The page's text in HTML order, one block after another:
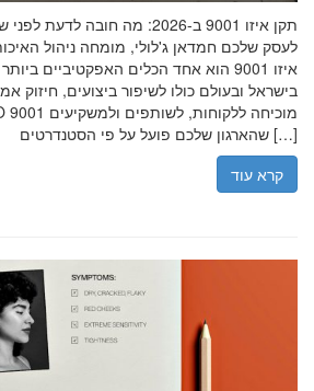
תקן איזו 9001 ב-2026: מה חובה
לעסק שלכם חמדאן ג'לולי, מומחה ניהול
איזו 9001 הוא אחד הכלים האפקטיביים
בישראל ובעולם כולו לשיפור ביצועים, חיזוק
שהארגון שלכם פועל על פי הסטנדרטים […]
קרא עוד